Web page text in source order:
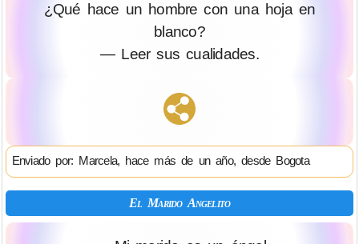
¿Qué hace un hombre con una hoja en
blanco?
— Leer sus cualidades.
Enviado por: Marcela, hace más de un año, desde Bogota
El Marido Angelito